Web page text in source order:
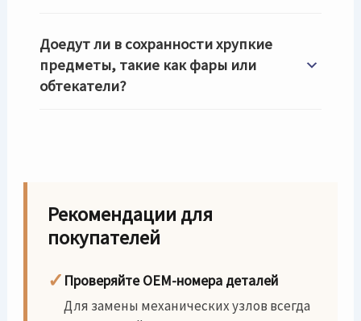
Доедут ли в сохранности хрупкие
предметы, такие как фары или
обтекатели?
Рекомендации для
покупателей
✓ Проверяйте OEM-номера деталей
Для замены механических узлов всегда